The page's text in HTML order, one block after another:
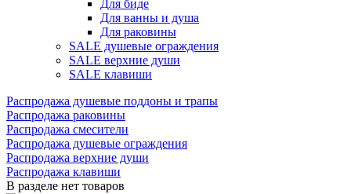
Для биде
Для ванны и душа
Для раковины
SALE душевые ограждения
SALE верхние души
SALE клавиши
Распродажа душевые поддоны и трапы
Распродажа раковины
Распродажа смесители
Распродажа душевые ограждения
Распродажа верхние души
Распродажа клавиши
В разделе нет товаров